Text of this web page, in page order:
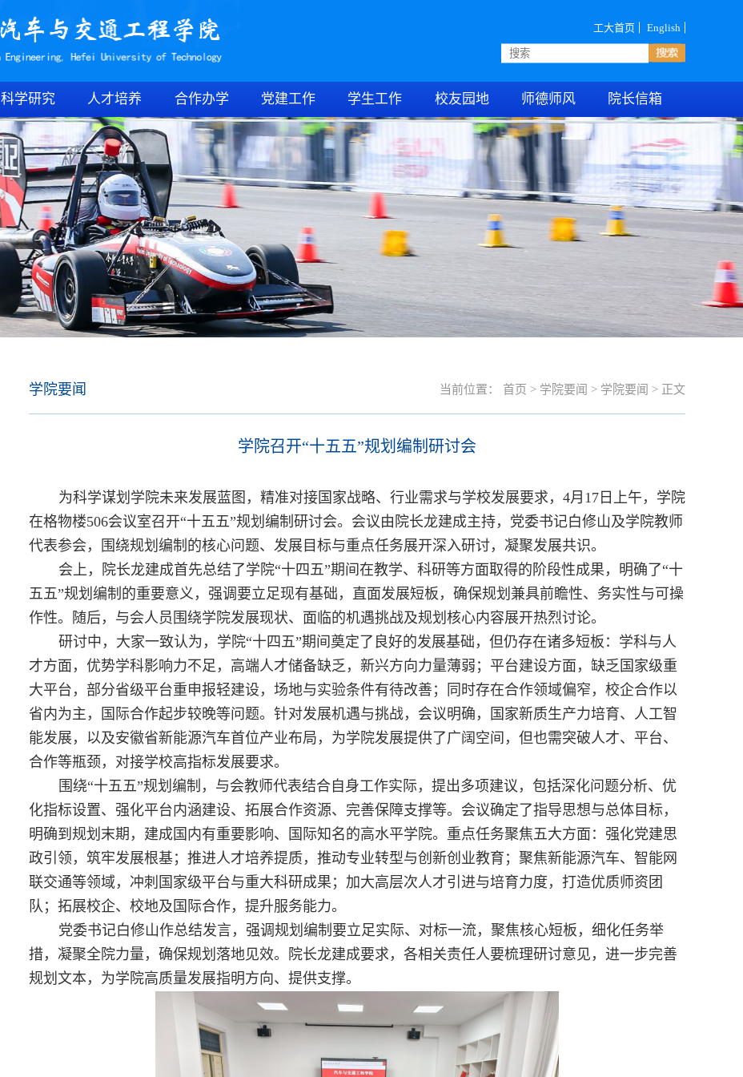
工大首页 English
科学研究 人才培养 合作办学 党建工作 学生工作 校友园地 师德师风 院长信箱
学院要闻 当前位置： 首页 > 学院要闻 > 学院要闻 > 正文
学院召开“十五五”规划编制研讨会
为科学谋划学院未来发展蓝图，精准对接国家战略、行业需求与学校发展要求，4月17日上午，学院
在格物楼506会议室召开“十五五”规划编制研讨会。会议由院长龙建成主持，党委书记白修山及学院教师
代表参会，围绕规划编制的核心问题、发展目标与重点任务展开深入研讨，凝聚发展共识。
会上，院长龙建成首先总结了学院“十四五”期间在教学、科研等方面取得的阶段性成果，明确了“十
五五”规划编制的重要意义，强调要立足现有基础，直面发展短板，确保规划兼具前瞻性、务实性与可操
作性。随后，与会人员围绕学院发展现状、面临的机遇挑战及规划核心内容展开热烈讨论。
研讨中，大家一致认为，学院“十四五”期间奠定了良好的发展基础，但仍存在诸多短板：学科与人
才方面，优势学科影响力不足，高端人才储备缺乏，新兴方向力量薄弱；平台建设方面，缺乏国家级重
大平台，部分省级平台重申报轻建设，场地与实验条件有待改善；同时存在合作领域偏窄，校企合作以
省内为主，国际合作起步较晚等问题。针对发展机遇与挑战，会议明确，国家新质生产力培育、人工智
能发展，以及安徽省新能源汽车首位产业布局，为学院发展提供了广阔空间，但也需突破人才、平台、
合作等瓶颈，对接学校高指标发展要求。
围绕“十五五”规划编制，与会教师代表结合自身工作实际，提出多项建议，包括深化问题分析、优
化指标设置、强化平台内涵建设、拓展合作资源、完善保障支撑等。会议确定了指导思想与总体目标，
明确到规划末期，建成国内有重要影响、国际知名的高水平学院。重点任务聚焦五大方面：强化党建思
政引领，筑牢发展根基；推进人才培养提质，推动专业转型与创新创业教育；聚焦新能源汽车、智能网
联交通等领域，冲刺国家级平台与重大科研成果；加大高层次人才引进与培育力度，打造优质师资团
队；拓展校企、校地及国际合作，提升服务能力。
党委书记白修山作总结发言，强调规划编制要立足实际、对标一流，聚焦核心短板，细化任务举
措，凝聚全院力量，确保规划落地见效。院长龙建成要求，各相关责任人要梳理研讨意见，进一步完善
规划文本，为学院高质量发展指明方向、提供支撑。